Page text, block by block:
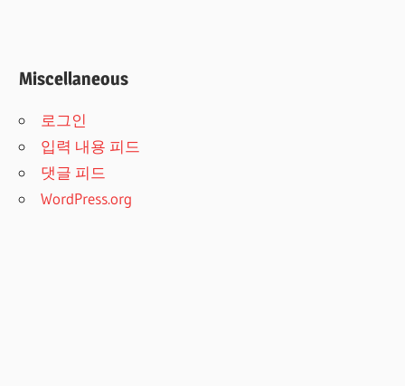
Miscellaneous
로그인
입력 내용 피드
댓글 피드
WordPress.org